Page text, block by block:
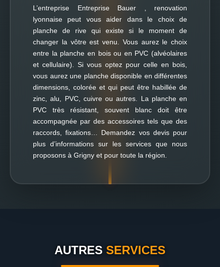
L’entreprise Entreprise Bauer , renovation
lyonnaise peut vous aider dans le choix de
planche de rive qui existe si le moment de
changer la vôtre est venu. Vous aurez le choix
entre la planche en bois ou en PVC (alvéolaires
et cellulaire). Si vous optez pour celle en bois,
vous aurez une planche disponible en différentes
dimensions, colorée et qui peut être habillée de
zinc, alu, PVC, cuivre ou autres. La planche en
PVC très résistant, souvent blanc doit être
accompagnée par des accessoires tels que des
raccords, fixations… Demandez vos devis pour
plus d’informations sur les services que nous
proposons à Grigny et pour toute la région.
AUTRES SERVICES